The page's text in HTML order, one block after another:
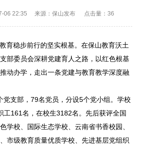
06 22:35 来源：保山发布 点击量： 36
育稳步前行的坚实根基。在保山教育沃土
部委员会深耕党建育人之路，以红色根基
动办学，走出一条党建与教育教学深度融
党支部，79名党员，分设5个党小组。学校
工161名，在校生3182名。先后获评全国
学校、国际生态学校、云南省书香校园、
市级教育质量优质学校、先进基层党组织